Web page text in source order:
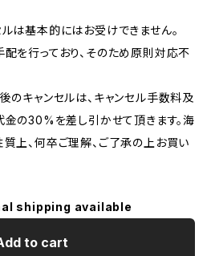
は基本的にはお受けできません。
を行っており、そのため原則対応不
のキャンセルは、キャンセル手数料及
の30%を差し引かせて頂きます。海
上、何卒ご理解、ご了承の上お買い
shipping available
to cart